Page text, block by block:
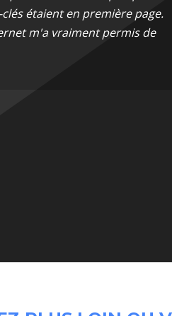
étaient en première page.
m'a vraiment permis de